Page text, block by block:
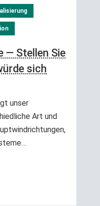
— Stellen Sie
sich
unser
Art und